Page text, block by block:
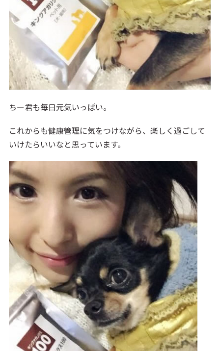
ちー君も毎日元気いっぱい。
これからも健康管理に気をつけながら、楽しく過ごして
いけたらいいなと思っています。